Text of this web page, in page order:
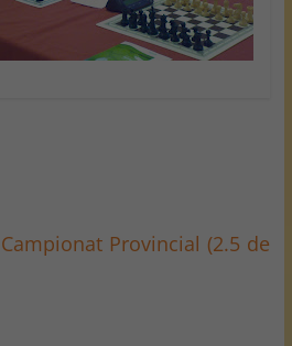
Provincial (2.5 de